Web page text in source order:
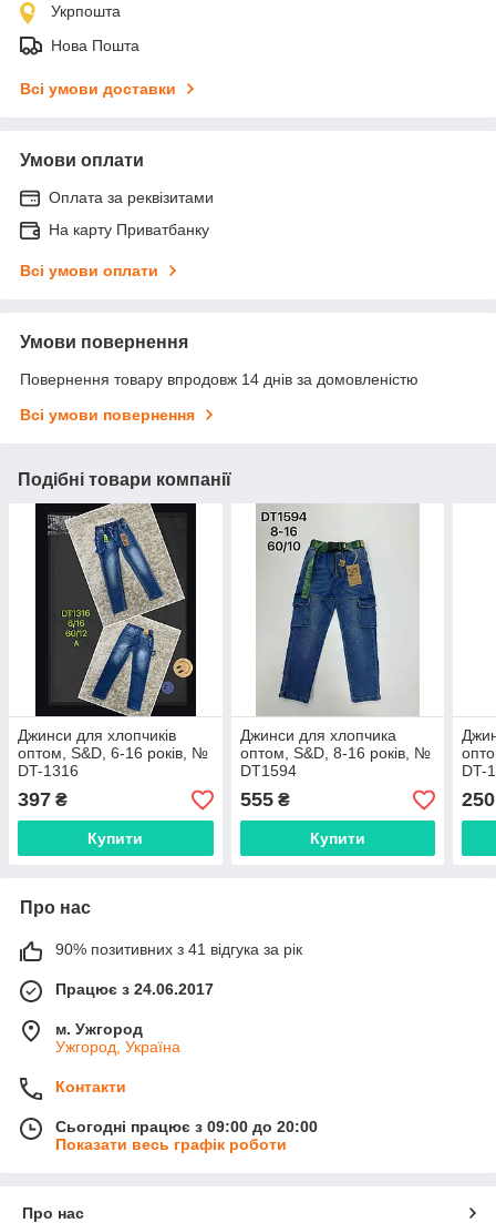
Укрпошта
Нова Пошта
Всі умови доставки
Умови оплати
Оплата за реквізитами
На карту Приватбанку
Всі умови оплати
Умови повернення
Повернення товару впродовж 14 днів за домовленістю
Всі умови повернення
Подібні товари компанії
Джинси для хлопчиків
оптом, S&D, 6-16 років, №
DT-1316
397 ₴
Купити
Джинси для хлопчика
оптом, S&D, 8-16 років, №
DT1594
555₴
Купити
DT-
250
Про нас
90% позитивних з 41 відгука за рік
Працює з 24.06.2017
м. Ужгород
Ужгород, Україна
Контакти
Сьогодні працює з 09:00 до 20:00
Показати весь графік роботи
Про нас